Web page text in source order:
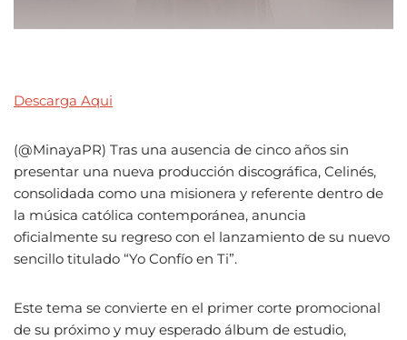
Descarga Aqui
(@MinayaPR) Tras una ausencia de cinco años sin
presentar una nueva producción discográfica, Celinés,
consolidada como una misionera y referente dentro de
la música católica contemporánea, anuncia
oficialmente su regreso con el lanzamiento de su nuevo
sencillo titulado “Yo Confío en Ti”.
Este tema se convierte en el primer corte promocional
de su próximo y muy esperado álbum de estudio,